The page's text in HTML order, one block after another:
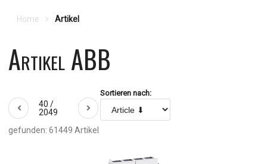
Home Artikel
Artikel ABB
40 /
2049
Sortieren nach:
gefunden: 61449 Artikel